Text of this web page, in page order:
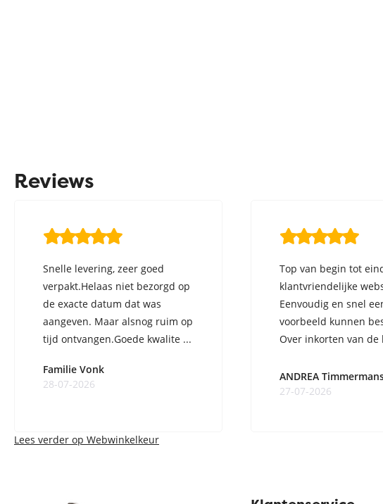
Reviews
Snelle levering, zeer goed
verpakt.Helaas niet bezorgd op
de exacte datum dat was
aangeven. Maar alsnog ruim op
tijd ontvangen.Goede kwalite ...
Familie Vonk
28-07-2026
Top van begin tot
klantvriendelijke
Eenvoudig en snel
voorbeeld kunnen
Over inkorten van de
ANDREA
27-07-2026
Lees verder op Webwinkelkeur